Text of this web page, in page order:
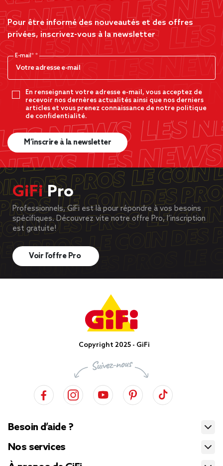
Pour être informé des nouveautés et des offres
privées, inscrivez-vous à la newsletter
E-mail*
En renseignant votre adresse e-mail, vous acceptez de
recevoir nos dernères actualités ainsi que nos derniers
articles et vous prenez connaissance de notre politique
de confidentialité.
M’inscrire à la newsletter
GiFiPro
Professionnels, GiFi est là pour répondre à vos besoins
spécifiques. Découvrez vite notre offre Pro, l’inscription
est gratuite!
Voir l’offre Pro
Copyright 2025 - GiFi
Besoin d’aide ?
Nos services